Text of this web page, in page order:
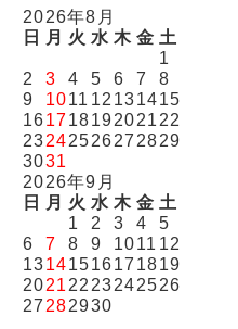
2026年8月
日
月 火 水 木 金 土
1
2
3 4 5 6 7
8
9
1011 12 131415
161718192021 22
2324252627 2829
3031
2026年9月
日
月 火 水 木 金 土
1
2 3 4
5
6
7 8 9 1011 12
1314151617 1819
2021 22 23242526
27 282930